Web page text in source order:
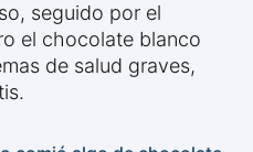
seguido por el
el chocolate blanco
de salud graves,